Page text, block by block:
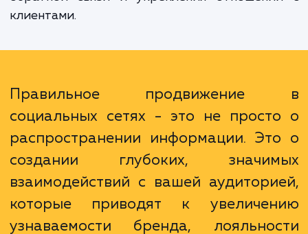
бренду. Во-вторых, социальные
взаимодействия с вашими клиентами.
информации, это платформа для
обратной связи и укрепления
клиентами.
Правильное